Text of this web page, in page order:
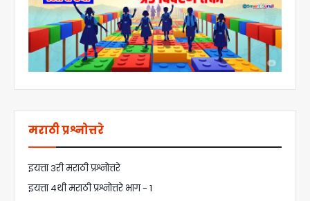
मराठी प्रश्नोत्तरे
इयत्ता 3री मराठी प्रश्नोत्तरे
इयत्ता 4थी मराठी प्रश्नोत्तरे भाग - 1